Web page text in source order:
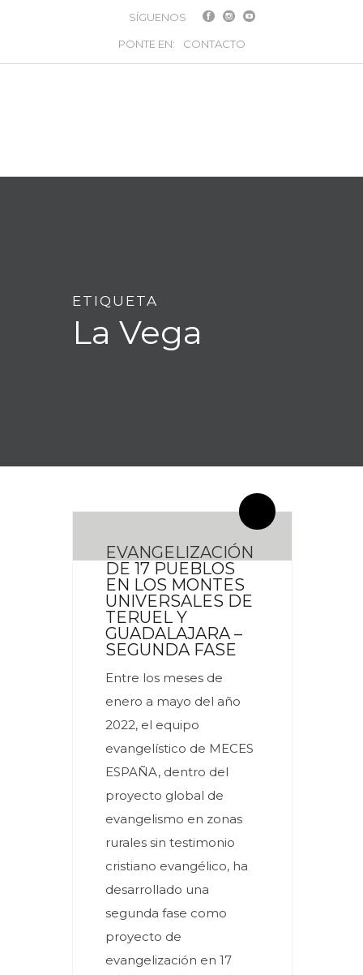
SÍGUENOS
PONTE EN: CONTACTO
ETIQUETA
La Vega
EVANGELIZACIÓN
DE 17 PUEBLOS
EN LOS MONTES
UNIVERSALES DE
TERUEL Y
GUADALAJARA –
SEGUNDA FASE
Entre los meses de
enero a mayo del año
2022, el equipo
evangelístico de MECES
ESPAÑA, dentro del
proyecto global de
evangelismo en zonas
rurales sin testimonio
cristiano evangélico, ha
desarrollado una
segunda fase como
proyecto de
evangelización en 17